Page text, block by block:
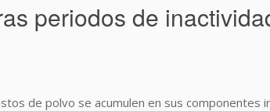
periodos de
de polvo se acumulen en sus componentes